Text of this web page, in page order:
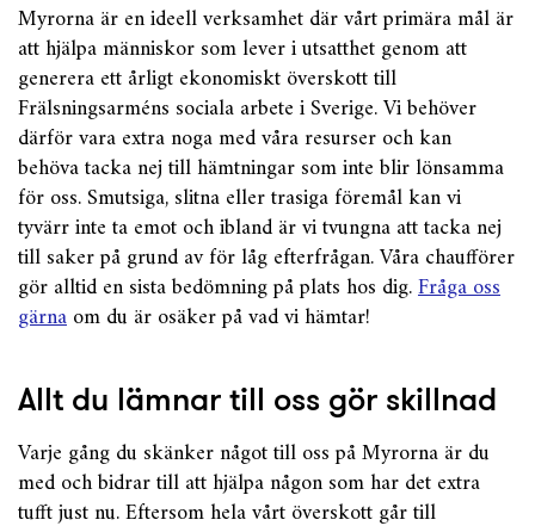
Myrorna är en ideell verksamhet där vårt primära mål är
att hjälpa människor som lever i utsatthet genom att
generera ett årligt ekonomiskt överskott till
Frälsningsarméns sociala arbete i Sverige. Vi behöver
därför vara extra noga med våra resurser och kan
behöva tacka nej till hämtningar som inte blir lönsamma
för oss. Smutsiga, slitna eller trasiga föremål kan vi
tyvärr inte ta emot och ibland är vi tvungna att tacka nej
till saker på grund av för låg efterfrågan. Våra chaufförer
gör alltid en sista bedömning på plats hos dig.Fråga oss
gärnaom du är osäker på vad vi hämtar!
Allt du lämnar till oss gör skillnad
Varje gång du skänker något till oss på Myrorna är du
med och bidrar till att hjälpa någon som har det extra
tufft just nu. Eftersom hela vårt överskott går till